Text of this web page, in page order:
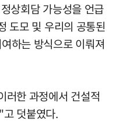
상회담 가능성을 언급
도모 및 우리의 공통된
하는 방식으로 이뤄져
러한 과정에서 건설적
덧붙였다.